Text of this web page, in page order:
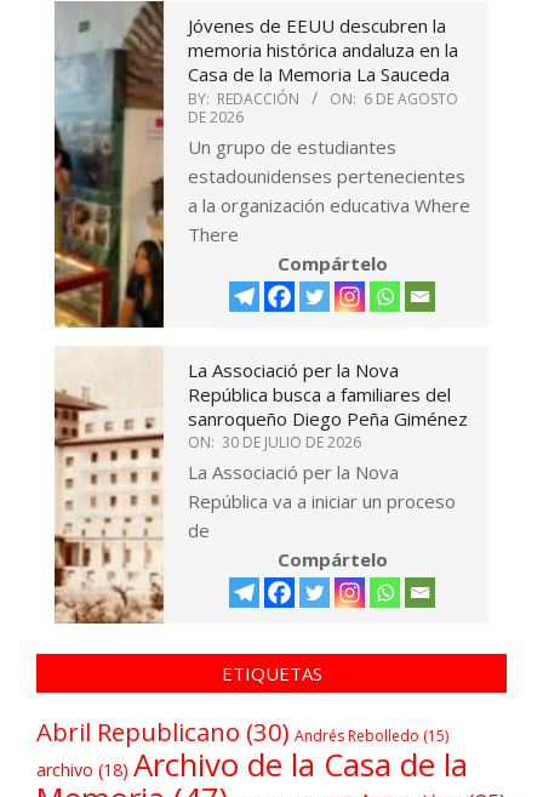
Jóvenes de EEUU descubren la
memoria histórica andaluza en la
Casa de la Memoria La Sauceda
BY: REDACCIÓN ON: 6 DE AGOSTO
DE 2026
Un grupo de estudiantes
estadounidenses pertenecientes
a la organización educativa Where
There
Compártelo
La Associació per la Nova
República busca a familiares del
sanroqueño Diego Peña Giménez
ON: 30 DE JULIO DE 2026
La Associació per la Nova
República va a iniciar un proceso
de
Compártelo
ETIQUETAS
Abril Republicano (30) Andrés Rebolledo (15)
archivo (18) Archivo de la Casa de la